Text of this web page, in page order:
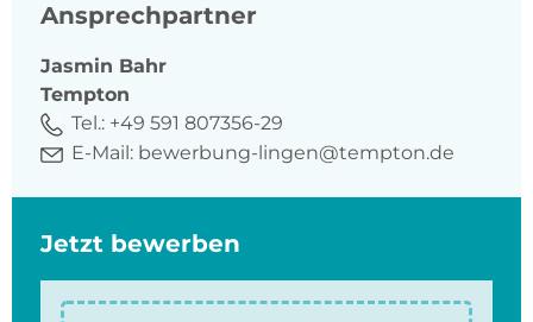
Ansprechpartner
Jasmin Bahr
Tempton
Tel.: +49 591 807356-29
E-Mail: bewerbung-lingen@tempton.de
Jetzt bewerben